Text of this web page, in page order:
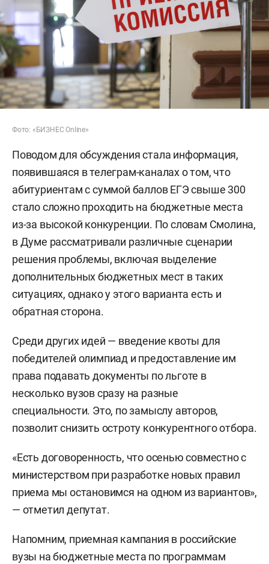
Фото: «БИЗНЕС Online»
Поводом для обсуждения стала информация,
появившаяся в телеграм-каналах о том, что
абитуриентам с суммой баллов ЕГЭ свыше 300
стало сложно проходить на бюджетные места
из-за высокой конкуренции. По словам Смолина,
в Думе рассматривали различные сценарии
решения проблемы, включая выделение
дополнительных бюджетных мест в таких
ситуациях, однако у этого варианта есть и
обратная сторона.
Среди других идей — введение квоты для
победителей олимпиад и предоставление им
права подавать документы по льготе в
несколько вузов сразу на разные
специальности. Это, по замыслу авторов,
позволит снизить остроту конкурентного отбора.
«Есть договоренность, что осенью совместно с
министерством при разработке новых правил
приема мы остановимся на одном из вариантов»,
— отметил депутат.
Напомним, приемная кампания в российские
вузы на бюджетные места по программам